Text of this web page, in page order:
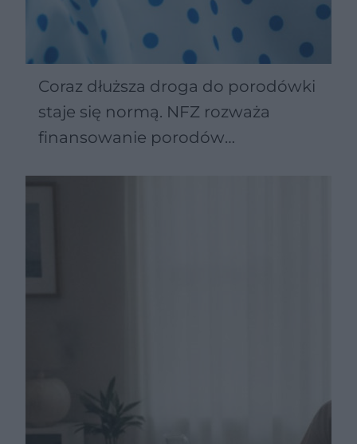
Coraz dłuższa droga do porodówki
staje się normą. NFZ rozważa
finansowanie porodów